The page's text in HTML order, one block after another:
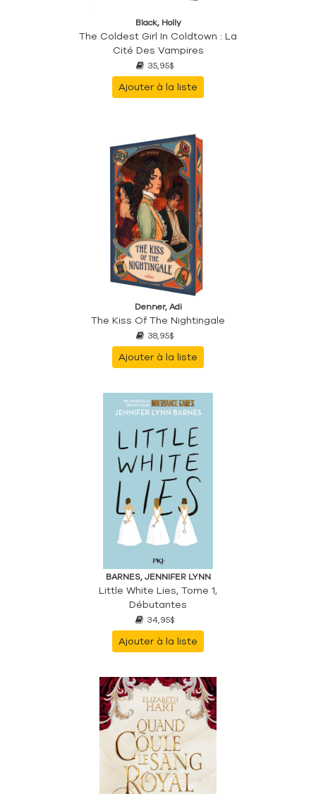
Black, Holly
The Coldest Girl In Coldtown : La
Cité Des Vampires
35,95$
Ajouter à la liste
Denner, Adi
The Kiss Of The Nightingale
38,95$
Ajouter à la liste
BARNES, JENNIFER LYNN
Little White Lies, Tome 1,
Débutantes
34,95$
Ajouter à la liste